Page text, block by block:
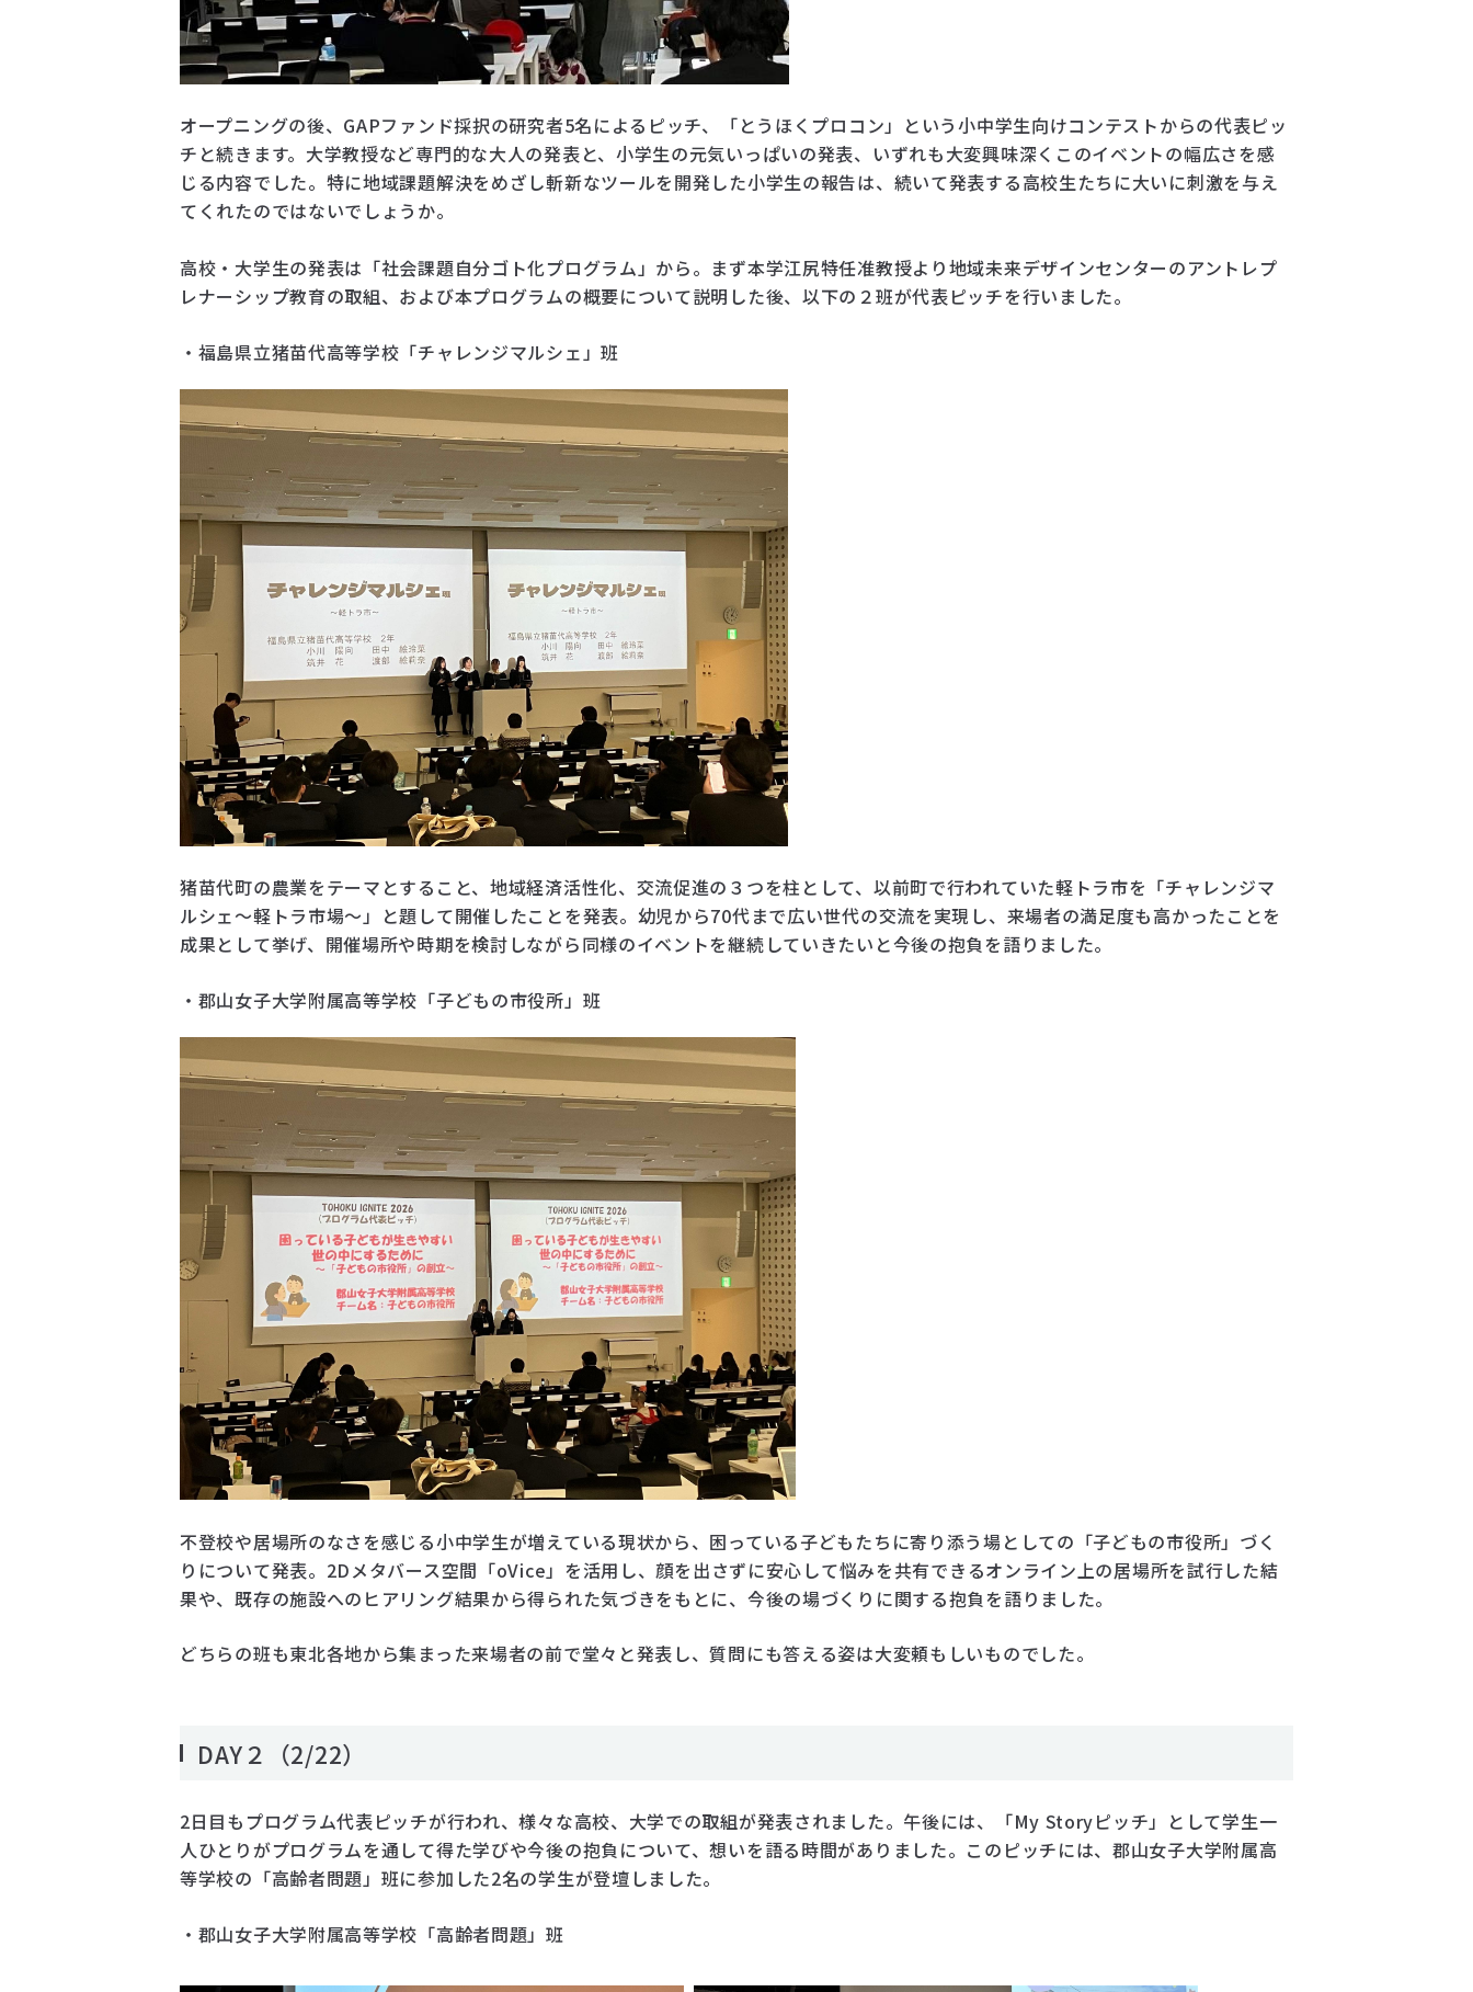
オープニングの後、GAPファンド採択の研究者5名によるピッチ、「とうほくプロコン」という小中学生向けコンテストからの代表ピッ
チと続きます。大学教授など専門的な大人の発表と、小学生の元気いっぱいの発表、いずれも大変興味深くこのイベントの幅広さを感
じる内容でした。特に地域課題解決をめざし斬新なツールを開発した小学生の報告は、続いて発表する高校生たちに大いに刺激を与え
てくれたのではないでしょうか。
高校・大学生の発表は「社会課題自分ゴト化プログラム」から。まず本学江尻特任准教授より地域未来デザインセンターのアントレプ
レナーシップ教育の取組、および本プログラムの概要について説明した後、以下の２班が代表ピッチを行いました。
・福島県立猪苗代高等学校「チャレンジマルシェ」班
猪苗代町の農業をテーマとすること、地域経済活性化、交流促進の３つを柱として、以前町で行われていた軽トラ市を「チャレンジマ
ルシェ～軽トラ市場～」と題して開催したことを発表。幼児から70代まで広い世代の交流を実現し、来場者の満足度も高かったことを
成果として挙げ、開催場所や時期を検討しながら同様のイベントを継続していきたいと今後の抱負を語りました。
・郡山女子大学附属高等学校「子どもの市役所」班
不登校や居場所のなさを感じる小中学生が増えている現状から、困っている子どもたちに寄り添う場としての「子どもの市役所」づく
りについて発表。2Dメタバース空間「oVice」を活用し、顔を出さずに安心して悩みを共有できるオンライン上の居場所を試行した結
果や、既存の施設へのヒアリング結果から得られた気づきをもとに、今後の場づくりに関する抱負を語りました。
どちらの班も東北各地から集まった来場者の前で堂々と発表し、質問にも答える姿は大変頼もしいものでした。
DAY２（2/22）
2日目もプログラム代表ピッチが行われ、様々な高校、大学での取組が発表されました。午後には、「My Storyピッチ」として学生一
人ひとりがプログラムを通して得た学びや今後の抱負について、想いを語る時間がありました。このピッチには、郡山女子大学附属高
等学校の「高齢者問題」班に参加した2名の学生が登壇しました。
・郡山女子大学附属高等学校「高齢者問題」班